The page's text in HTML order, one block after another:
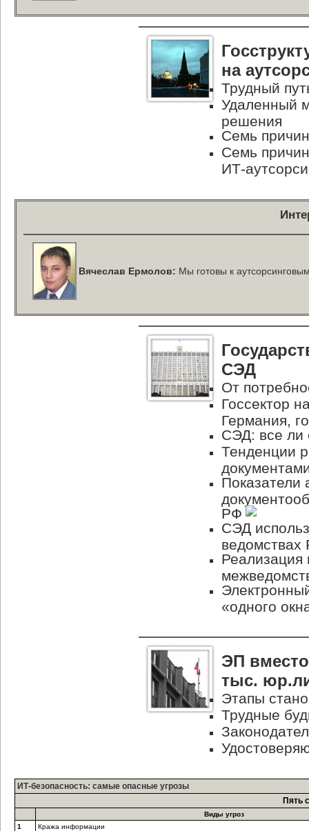
на
Трудный
Удаленный
решения
Семь
Семь
ИТ-
Вячеслав Ермолов: Мы готовы к
СЭД
От
Госсектор
Германия,
СЭД: все ли
Тенденции
Показатели
РФ
СЭД
ведомствах
Реализация
«одного
ЭП
тыс.
Этапы
Трудные
ИТ-безопасность: самые опасные угрозы
Пять
Виды угроз
1
Кража информации